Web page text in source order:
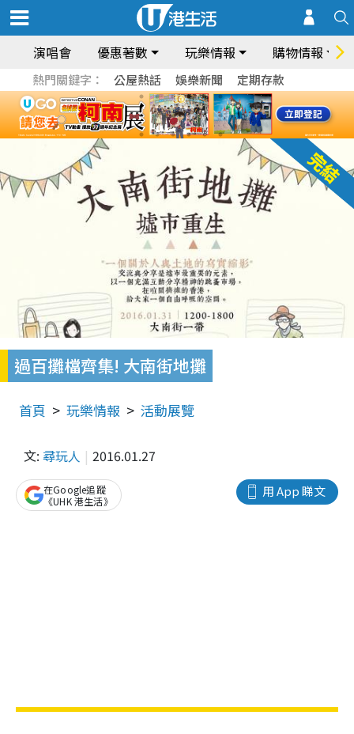
演唱會 優惠著數 玩樂情報 購物情報
熱門關鍵字： 公屋熱話 娛樂新聞 定期存款
過百攤檔齊集! 大南街地攤
首頁 玩樂情報 活動展覽
文: 尋玩人 2016.01.27
用 App 睇文
在Google追蹤
《UHK 港生活》